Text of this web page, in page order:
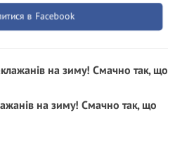
в Facebook
на зиму! Смачно так, що